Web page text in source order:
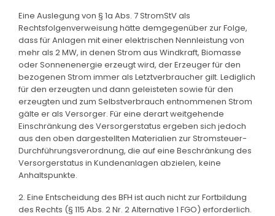
Eine Auslegung von § 1a Abs. 7 StromStV als
Rechtsfolgenverweisung hätte demgegenüber zur Folge,
dass für Anlagen mit einer elektrischen Nennleistung von
mehr als 2 MW, in denen Strom aus Windkraft, Biomasse
oder Sonnenenergie erzeugt wird, der Erzeuger für den
bezogenen Strom immer als Letztverbraucher gilt. Lediglich
für den erzeugten und dann geleisteten sowie für den
erzeugten und zum Selbstverbrauch entnommenen Strom
gälte er als Versorger. Für eine derart weitgehende
Einschränkung des Versorgerstatus ergeben sich jedoch
aus den oben dargestellten Materialien zur Stromsteuer-
Durchführungsverordnung, die auf eine Beschränkung des
Versorgerstatus in Kundenanlagen abzielen, keine
Anhaltspunkte.
2. Eine Entscheidung des BFH ist auch nicht zur Fortbildung
des Rechts (§ 115 Abs. 2 Nr. 2 Alternative 1 FGO) erforderlich.